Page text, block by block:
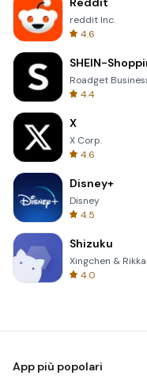
reddit Inc.
4.6
SHEIN-
Roadget
4.4
X
X Corp.
4.6
Disney+
Disney
4.5
Shizuku
Xingchen & Rikka
4.0
App più popolari